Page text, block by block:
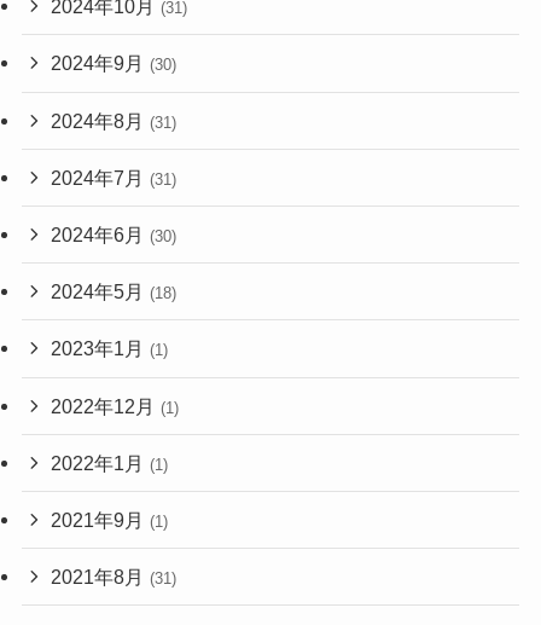
2024年10月 (31)
2024年9月 (30)
2024年8月 (31)
2024年7月 (31)
2024年6月 (30)
2024年5月 (18)
2023年1月 (1)
2022年12月 (1)
2022年1月 (1)
2021年9月 (1)
2021年8月 (31)